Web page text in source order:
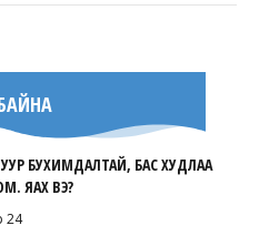
БУХИМДАЛТАЙ, БАС ХУДЛАА
ЯАХ ВЭ?
24